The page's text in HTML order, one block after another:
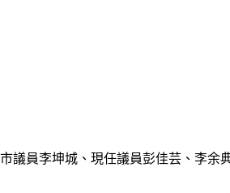
議員李坤城、現任議員彭佳芸、李余